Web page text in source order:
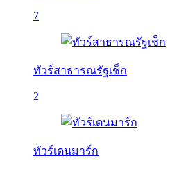
7
ทัวร์สาธารณรัฐเช็ก
2
ทัวร์เดนมาร์ก